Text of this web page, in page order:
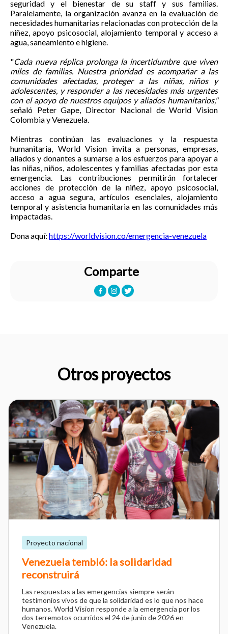
seguridad y el bienestar de su staff y sus familias.
Paralelamente, la organización avanza en la evaluación de
necesidades humanitarias relacionadas con protección de la
niñez, apoyo psicosocial, alojamiento temporal y acceso a
agua, saneamiento e higiene.
"Cada nueva réplica prolonga la incertidumbre que viven
miles de familias. Nuestra prioridad es acompañar a las
comunidades afectadas, proteger a las niñas, niños y
adolescentes, y responder a las necesidades más urgentes
con el apoyo de nuestros equipos y aliados humanitarios,"
señaló Peter Gape, Director Nacional de World Vision
Colombia y Venezuela.
Mientras continúan las evaluaciones y la respuesta
humanitaria, World Vision invita a personas, empresas,
aliados y donantes a sumarse a los esfuerzos para apoyar a
las niñas, niños, adolescentes y familias afectadas por esta
emergencia. Las contribuciones permitirán fortalecer
acciones de protección de la niñez, apoyo psicosocial,
acceso a agua segura, artículos esenciales, alojamiento
temporal y asistencia humanitaria en las comunidades más
impactadas.
Dona aquí: https://worldvision.co/emergencia-venezuela
Comparte
Otros proyectos
Proyecto nacional
Venezuela tembló: la solidaridad
reconstruirá
Las respuestas a las emergencias siempre serán
testimonios vivos de que la solidaridad es lo que nos hace
humanos. World Vision responde a la emergencia por los
dos terremotos ocurridos el 24 de junio de 2026 en
Venezuela.